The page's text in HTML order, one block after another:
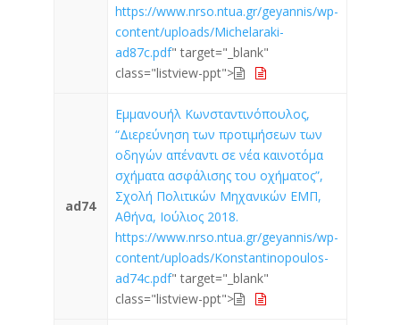
https://www.nrso.ntua.gr/geyannis/wp-
content/uploads/Michelaraki-
ad87c.pdf" target="_blank"
class="listview-ppt">
ad74
Εμμανουήλ Κωνσταντινόπουλος,
“Διερεύνηση των προτιμήσεων των
οδηγών απέναντι σε νέα καινοτόμα
σχήματα ασφάλισης του οχήματος”,
Σχολή Πολιτικών Μηχανικών ΕΜΠ,
Αθήνα, Ιούλιος 2018.
https://www.nrso.ntua.gr/geyannis/wp-
content/uploads/Konstantinopoulos-
ad74c.pdf" target="_blank"
class="listview-ppt">